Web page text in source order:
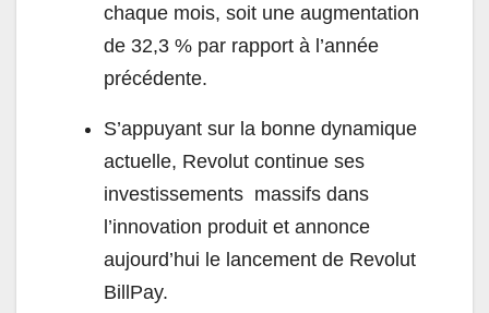
chaque mois, soit une augmentation
de 32,3 % par rapport à l’année
précédente.
S’appuyant sur la bonne dynamique
actuelle, Revolut continue ses
investissements massifs dans
l’innovation produit et annonce
aujourd’hui le lancement de Revolut
BillPay.